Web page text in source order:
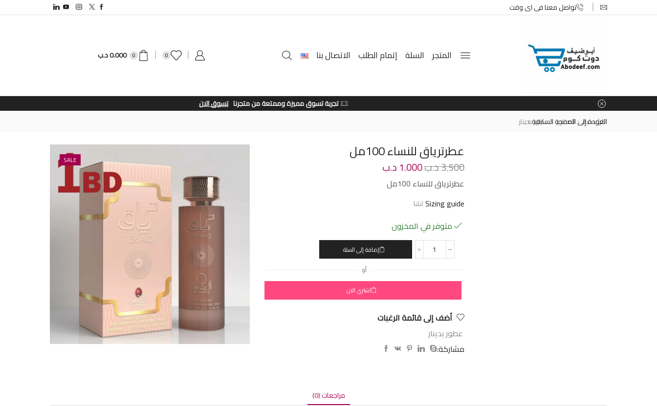
تواصل معنا في اي وقت
المتجر السلة إتمام الطلب الاتصال بنا 0
0
0.000د.ب
تجربة تسوق مميزة وممتعة من متجرنا تسوق الان
الرئيسية
العطور عطور بدينار
العودة إلى الصفحة السابقة
SALE عطرترياق للنساء 100مل
3.500د.ب1.000د.ب
عطرترياق للنساء 100مل
Sizing guide
متوفر في المخزون
إضافة إلى السلة
أو
اشتري الان
أضف إلى قائمة الرغبات
عطور بدينار
مشاركة:
مراجعات (0)